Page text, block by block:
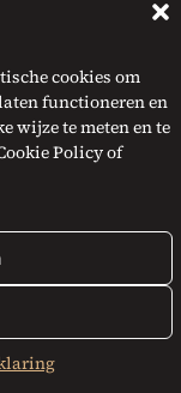
cookies om
functioneren en
wijze te meten en te
Policy of